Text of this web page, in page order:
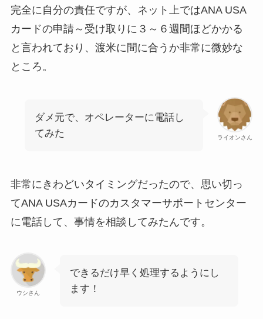
完全に自分の責任ですが、ネット上ではANA USA
カードの申請～受け取りに３～６週間ほどかかる
と言われており、渡米に間に合うか非常に微妙な
ところ。
ライオンさん
ダメ元で、オペレーターに電話し
てみた
非常にきわどいタイミングだったので、思い切っ
てANA USAカードのカスタマーサポートセンター
に電話して、事情を相談してみたんです。
ウシさん
できるだけ早く処理するようにし
ます！